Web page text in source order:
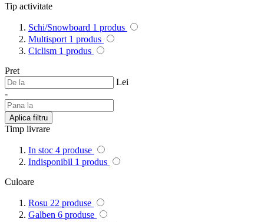
Tip activitate
Schi/Snowboard 1 produs
Multisport 1 produs
Ciclism 1 produs
Pret
Lei
-
Aplica filtru
Timp livrare
In stoc 4 produse
Indisponibil 1 produs
Culoare
Rosu 22 produse
Galben 6 produse